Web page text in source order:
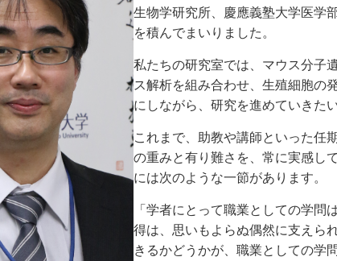
生物学研究所、慶應義塾大学医学
を積んでまいりました。
私たちの研究室では、マウス分子
ス解析を組み合わせ、生殖細胞の
にしながら、研究を進めていきた
これまで、助教や講師といった任
の重みと有り難さを、常に実感し
には次のような一節があります。
「学者にとって職業としての学
得は、思いもよらぬ偶然に支えら
きるかどうかが、職業としての